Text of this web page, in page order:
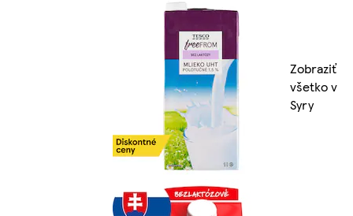
Zobraziť
všetko v
Syry